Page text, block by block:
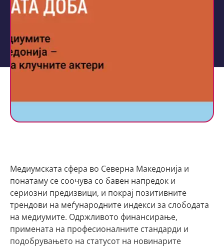
Медиумската сфера во Северна Македонија и
понатаму се соочува со бавен напредок и
сериозни предизвици, и покрај позитивните
трендови на меѓународните индекси за слободата
на медиумите. Одржливото финансирање,
примената на професионалните стандарди и
подобрувањето на статусот на новинарите